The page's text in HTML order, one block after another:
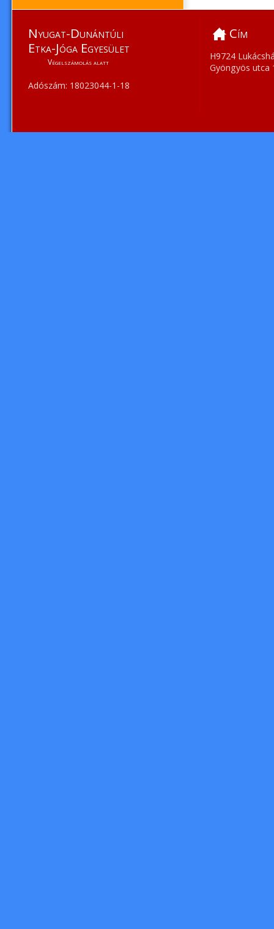
Nyugat-Dunántúli
Etka-Jóga Egyesület
Végelszámolás alatt
Adószám: 18023044-1-18
Cím
H9724
Gyöngyös utca